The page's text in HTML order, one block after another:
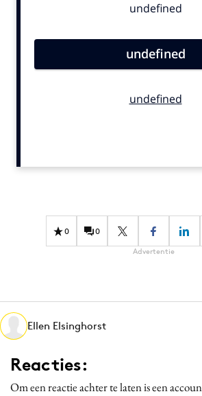
Contentmarketing
Effectiviteit
Gedragsverandering
Martech
Media
Merkstrategie
Programmatic
0 0
Advertentie
Ellen Elsinghorst
Reacties:
Om een reactie achter te laten is een